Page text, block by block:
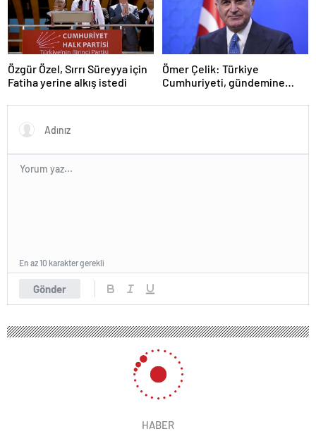
Özgür Özel, Sırrı Süreyya için
Fatiha yerine alkış istedi
Ömer Çelik: Türkiye
Cumhuriyeti, gündemine
Gönder
En az 10 karakter gerekli
HABER